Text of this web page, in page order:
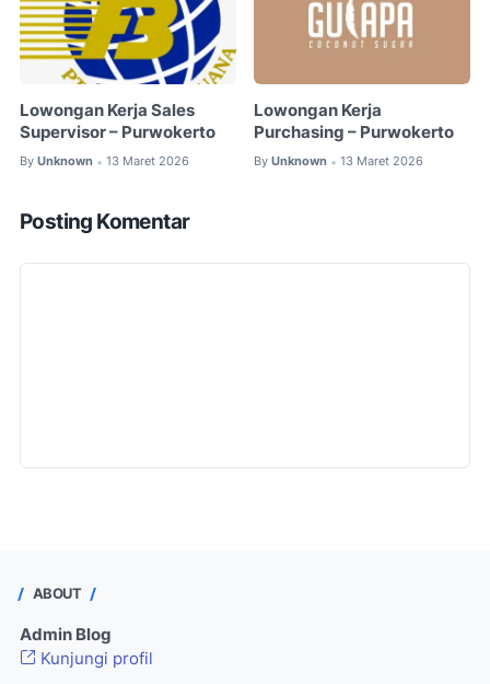
Lowongan Kerja Sales
Supervisor – Purwokerto
By Unknown • 13 Maret 2026
Lowongan Kerja
Purchasing – Purwokerto
By Unknown • 13 Maret 2026
Posting Komentar
ABOUT
Admin Blog
Kunjungi profil